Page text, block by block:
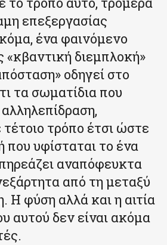
επεξεργασίας
ένα φαινόμενο
διεμπλοκή»
οδηγεί στο
τα σωματίδια που
τρόπο έτσι ώστε
που υφίσταται το ένα
αναπόφευκτα
από τη μεταξύ
Η φύση αλλά και η αιτία
αυτού δεν είναι ακόμα